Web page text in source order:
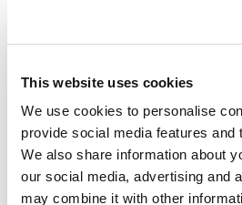
This website uses cookies
We use cookies to personalise
provide social media features and
We also share information about
our social media, advertising and
may combine it with other
omogućuju
okruženju šume borova, hrasta i
zoni Standard Plus nalazi se moderno
Parcele Standardnalaze se u mirnom
crnike te imaju djelomičnu hladovinu,
kampera i šatora. Parcele su veličine
priključak za struju i Wi-Fi signal. U